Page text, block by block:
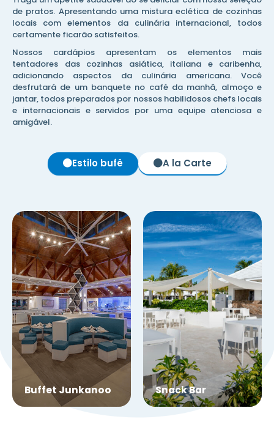
de pratos. Apresentando uma mistura eclética de cozinhas
locais com elementos da culinária internacional, todos
certamente ficarão satisfeitos.
Nossos cardápios apresentam os elementos mais
tentadores das cozinhas asiática, italiana e caribenha,
adicionando aspectos da culinária americana. Você
desfrutará de um banquete no café da manhã, almoço e
jantar, todos preparados por nossos habilidosos chefs locais
e internacionais e servidos por uma equipe atenciosa e
amigável.
Estilo bufê A la Carte
Buffet Junkanoo Snack Bar